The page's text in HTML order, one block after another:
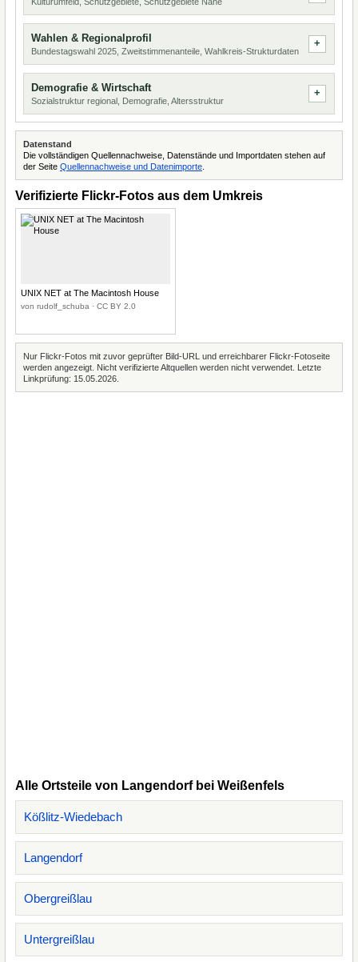
Wahlen & Regionalprofil
Bundestagswahl 2025, Zweitstimmenanteile, Wahlkreis-Strukturdaten
Demografie & Wirtschaft
Sozialstruktur regional, Demografie, Altersstruktur
Datenstand
Die vollständigen Quellennachweise, Datenstände und Importdaten stehen auf
der Seite Quellennachweise und Datenimporte
Verifizierte Flickr-Fotos aus dem Umkreis
UNIX NET at The Macintosh House
von rudolf_schuba · CC BY 2.0
Nur Flickr-Fotos mit zuvor geprüfter Bild-URL und erreichbarer Flickr-Fotoseite
werden angezeigt. Nicht verifizierte Altquellen werden nicht verwendet. Letzte
Linkprüfung: 15.05.2026.
Alle Ortsteile von Langendorf bei Weißenfels
Kößlitz-Wiedebach
Langendorf
Obergreißlau
Untergreißlau